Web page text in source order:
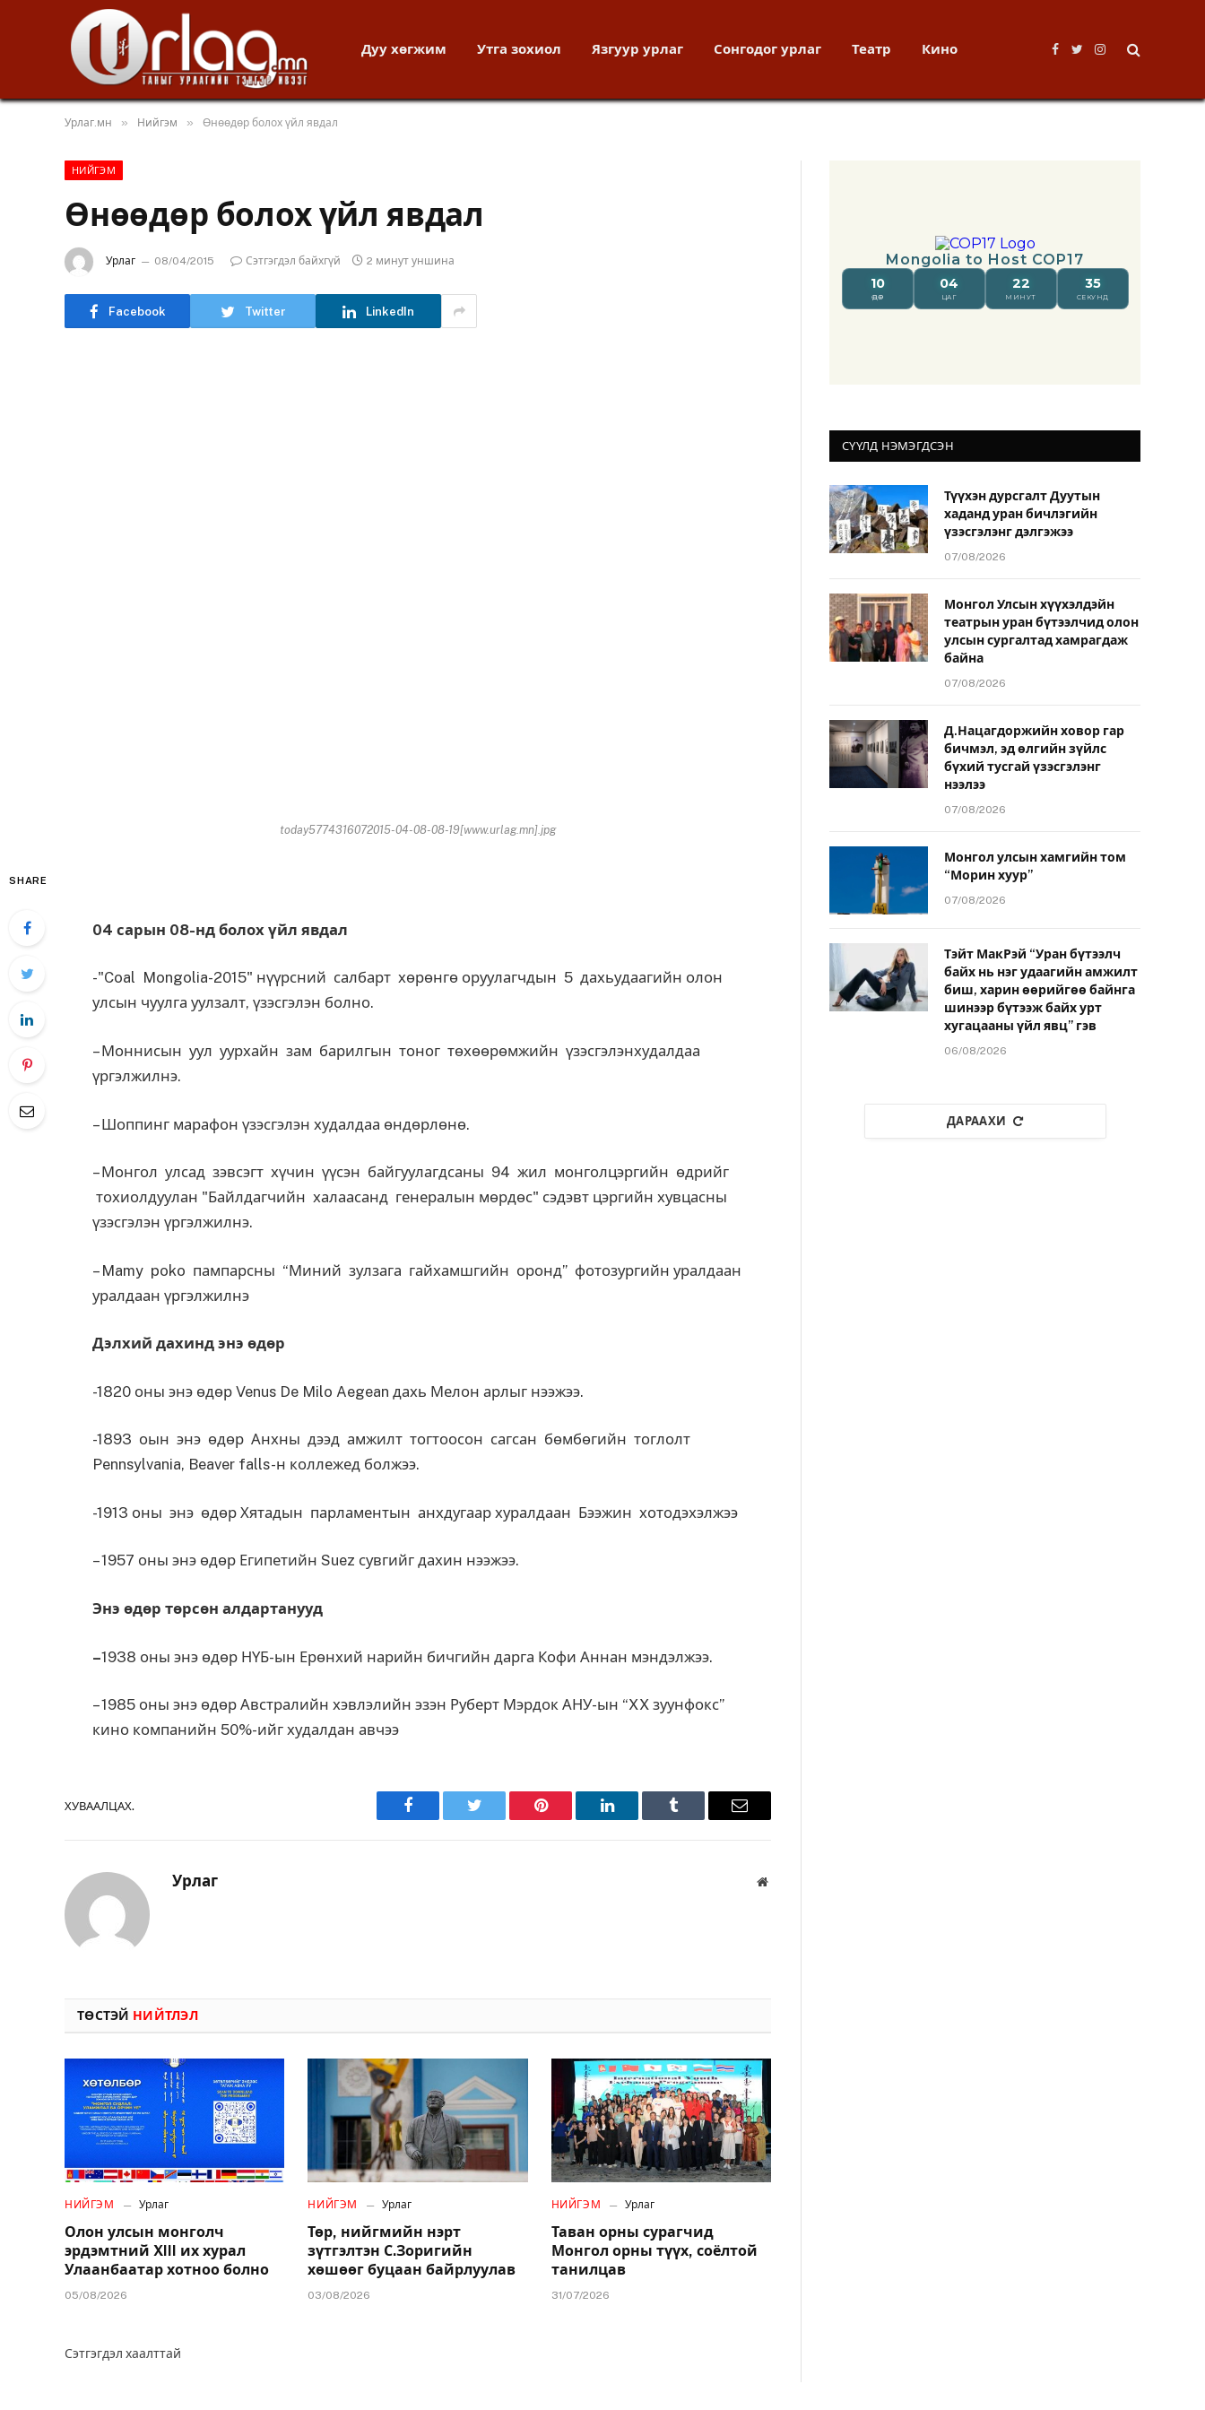
Дуу хөгжим Утга зохиол Язгуур урлаг Сонгодог урлаг Театр Кино
Facebook
TwitterInstagram
Урлаг.мн » Нийгэм » Өнөөдөр болох үйл явдал
НИЙГЭМ
Өнөөдөр болох үйл явдал
Урлаг 08/04/2015 Сэтгэгдэл байхгүй 2 минут уншина
Facebook Twitter LinkedIn
today5774316072015-04-08-08-19[www.urlag.mn].jpg
SHARE
04 сарын 08-нд болох үйл явдал
-"Coal Mongolia-2015" нүүрсний салбарт хөрөнгө оруулагчдын 5 дахьудаагийн олон
улсын чуулга уулзалт, үзэсгэлэн болно.
– Моннисын уул уурхайн зам барилгын тоног төхөөрөмжийн үзэсгэлэнхудалдаа
үргэлжилнэ.
– Шоппинг марафон үзэсгэлэн худалдаа өндөрлөнө.
– Монгол улсад зэвсэгт хүчин үүсэн байгуулагдсаны 94 жил монголцэргийн өдрийг
тохиолдуулан "Байлдагчийн халаасанд генералын мөрдөс" сэдэвт цэргийн хувцасны
үзэсгэлэн үргэлжилнэ.
– Mamy poko пампарсны “Миний зулзага гайхамшгийн оронд” фотозургийн уралдаан
уралдаан үргэлжилнэ
Дэлхий дахинд энэ өдөр
-1820 оны энэ өдөр Venus De Milo Aegean дахь Мелон арлыг нээжээ.
-1893 оын энэ өдөр Анхны дээд амжилт тогтоосон сагсан бөмбөгийн тоглолт
Pennsylvania, Beaver falls-н коллежед болжээ.
-1913 оны энэ өдөр Хятадын парламентын анхдугаар хуралдаан Бээжин хотодэхэлжээ
– 1957 оны энэ өдөр Египетийн Suez сувгийг дахин нээжээ.
Энэ өдөр төрсөн алдартанууд
–1938 оны энэ өдөр НҮБ-ын Ерөнхий нарийн бичгийн дарга Кофи Аннан мэндэлжээ.
– 1985 оны энэ өдөр Австралийн хэвлэлийн эзэн Руберт Мэрдок АНУ-ын “XX зуунфокс”
кино компанийн 50%-ийг худалдан авчээ
ХУВААЛЦАХ.
Facebook Twitter Pinterest LinkedIn Tumblr Имэйл
Урлаг Вэбсайт
ТӨСТЭЙ НИЙТЛЭЛ
НИЙГЭМ Урлаг
Олон улсын монголч
эрдэмтний XIII их хурал
Улаанбаатар хотноо болно
05/08/2026
НИЙГЭМ Урлаг
Төр, нийгмийн нэрт
зүтгэлтэн С.Зоригийн
хөшөөг буцаан байрлуулав
03/08/2026
НИЙГЭМ Урлаг
Таван орны сурагчид
Монгол орны түүх, соёлтой
танилцав
31/07/2026
Сэтгэгдэл хаалттай
СҮҮЛД НЭМЭГДСЭН
Түүхэн дурсгалт Дуутын
хаданд уран бичлэгийн
үзэсгэлэнг дэлгэжээ
07/08/2026
Монгол Улсын хүүхэлдэйн
театрын уран бүтээлчид олон
улсын сургалтад хамрагдаж
байна
07/08/2026
Д.Нацагдоржийн ховор гар
бичмэл, эд өлгийн зүйлс
бүхий тусгай үзэсгэлэнг
нээлээ
07/08/2026
Монгол улсын хамгийн том
“Морин хуур”
07/08/2026
Тэйт МакРэй “Уран бүтээлч
байх нь нэг удаагийн амжилт
биш, харин өөрийгөө байнга
шинээр бүтээж байх урт
хугацааны үйл явц” гэв
06/08/2026
ДАРААХИ